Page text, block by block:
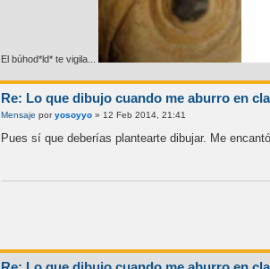
El búhod*ld* te vigila...
Re: Lo que dibujo cuando me aburro en
Mensaje poryosoyyo » 12 Feb 2014, 21:41
Pues sí que deberías plantearte dibujar. Me